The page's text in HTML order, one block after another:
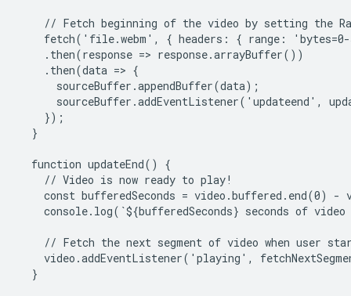
// Fetch beginning of the video by setting the
fetch('file.webm', { headers: { range:
    .then(response => response.arrayBuffer())
    .then(data => {
      sourceBuffer.appendBuffer(data);
sourceBuffer.addEventListener('updateend',
    });
  }
  function updateEnd() {
    // Video is now ready to play!
const bufferedSeconds = video.buffered.end(0) -
console.log(`${bufferedSeconds} seconds of
// Fetch the next segment of video when user
video.addEventListener('playing',
  }